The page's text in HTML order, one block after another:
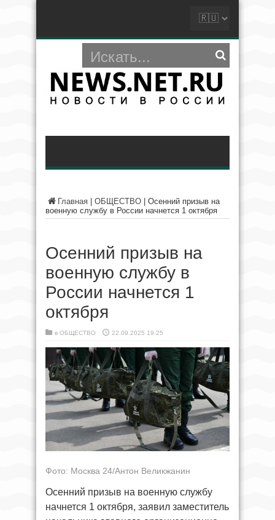
Главная ОБЩЕСТВО
Осенний призыв на
военную службу в России начнется 1 октября
Осенний призыв на
военную службу в
России начнется 1
октября
в ОБЩЕСТВО 22.09.2025 19:25
Фото: Москва 24/Антон Великжанин
Осенний призыв на военную службу
начнется 1 октября, заявил заместитель